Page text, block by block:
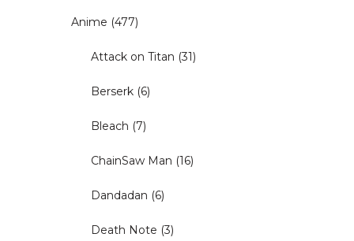
Anime (477)
Attack on Titan (31)
Berserk (6)
Bleach (7)
ChainSaw Man (16)
Dandadan (6)
Death Note (3)